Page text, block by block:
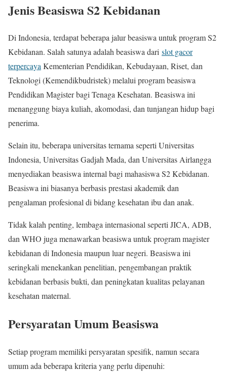
Jenis Beasiswa S2 Kebidanan
Di Indonesia, terdapat beberapa jalur beasiswa untuk program S2
Kebidanan. Salah satunya adalah beasiswa dari slot gacor
terpercayaKementerian Pendidikan, Kebudayaan, Riset, dan
Teknologi (Kemendikbudristek) melalui program beasiswa
Pendidikan Magister bagi Tenaga Kesehatan. Beasiswa ini
menanggung biaya kuliah, akomodasi, dan tunjangan hidup bagi
penerima.
Selain itu, beberapa universitas ternama seperti Universitas
Indonesia, Universitas Gadjah Mada, dan Universitas Airlangga
menyediakan beasiswa internal bagi mahasiswa S2 Kebidanan.
Beasiswa ini biasanya berbasis prestasi akademik dan
pengalaman profesional di bidang kesehatan ibu dan anak.
Tidak kalah penting, lembaga internasional seperti JICA, ADB,
dan WHO juga menawarkan beasiswa untuk program magister
kebidanan di Indonesia maupun luar negeri. Beasiswa ini
seringkali menekankan penelitian, pengembangan praktik
kebidanan berbasis bukti, dan peningkatan kualitas pelayanan
kesehatan maternal.
Persyaratan Umum Beasiswa
Setiap program memiliki persyaratan spesifik, namun secara
umum ada beberapa kriteria yang perlu dipenuhi: